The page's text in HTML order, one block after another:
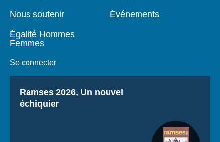
Nous soutenir
Égalité Hommes
Femmes
Se connecter
Événements
Titre
Ramses 2026, Un nouvel
échiquier